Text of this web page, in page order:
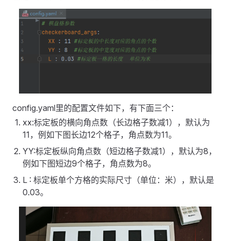
config.yaml里的配置文件如下，有下面三个：
xx:标定板的横向角点数（长边格子数减1），默认为
11，例如下图长边12个格子，角点数为11。
YY:标定板纵向角点数（短边格子数减1），默认为8，
例如下图短边9个格子，角点数为8。
L : 标定板单个方格的实际尺寸（单位：米），默认是
0.03。